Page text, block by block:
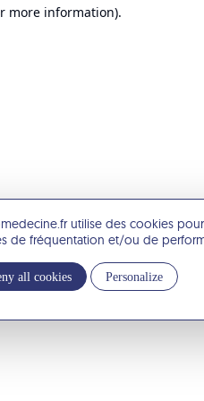
utilise des cookies
de fréquentation et/ou de
all cookies Personalize
more information).